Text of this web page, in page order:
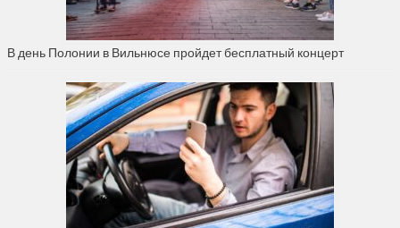
В день Полонии в Вильнюсе пройдет бесплатный концерт